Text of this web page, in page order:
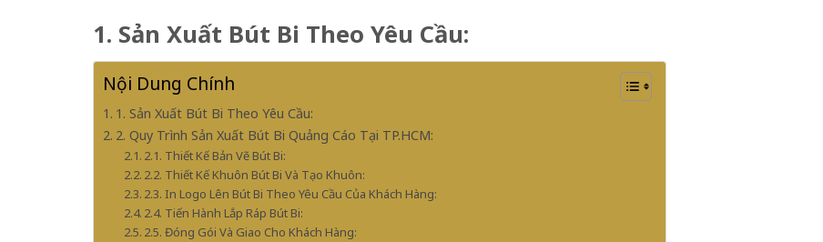
1. Sản Xuất Bút Bi Theo Yêu Cầu:
Nội Dung Chính
1. Sản Xuất Bút Bi Theo Yêu Cầu:
2. Quy Trình Sản Xuất Bút Bi Quảng Cáo Tại TP.HCM:
2.1. Thiết Kế Bản Vẽ Bút Bi:
2.2. Thiết Kế Khuôn Bút Bi Và Tạo Khuôn:
2.3. In Logo Lên Bút Bi Theo Yêu Cầu Của Khách Hàng:
2.4. Tiến Hành Lắp Ráp Bút Bi:
2.5. Đóng Gói Và Giao Cho Khách Hàng: